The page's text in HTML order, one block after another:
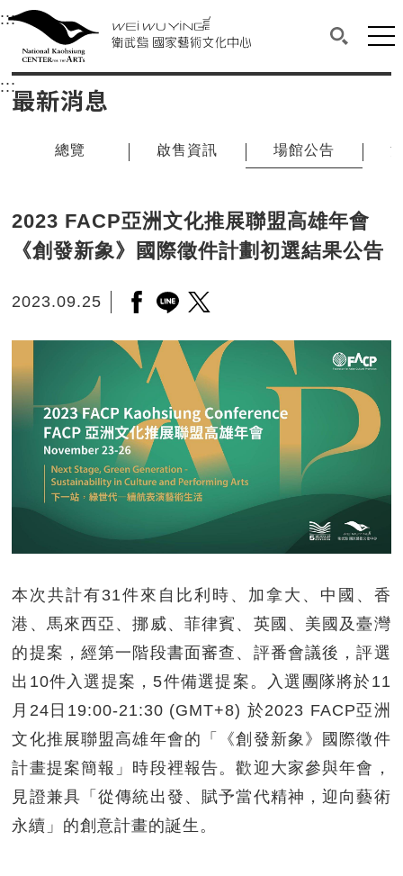
衛武營國家藝術文化中心
中央內容區塊，為本頁主要內容區。
:::選單連結區塊，此區塊列有本網站主要連結。
衛武營國家藝術文化中心
搜尋(開
網
:::中央內容區塊，為本頁主要內容區。
最新消息
總覽 啟售資訊 場館公告
2023 FACP亞洲文化推展聯盟高雄年會
《創發新象》國際徵件計劃初選結果公告
2023.09.25 另開新視窗分享至facebook
另開新視窗分享至line
另開新視窗分享至twitter
本次共計有31件來自比利時、加拿大、中國、香
港、馬來西亞、挪威、菲律賓、英國、美國及臺灣
的提案，經第一階段書面審查、評番會議後，評選
出10件入選提案，5件備選提案。入選團隊將於11
月24日19:00-21:30 (GMT+8) 於2023 FACP亞洲
文化推展聯盟高雄年會的「《創發新象》國際徵件
計畫提案簡報」時段裡報告。歡迎大家參與年會，
見證兼具「從傳統出發、賦予當代精神，迎向藝術
永續」的創意計畫的誕生。